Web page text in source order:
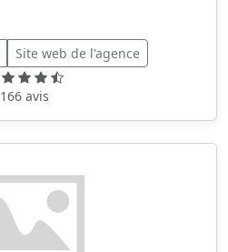
Site web de l'agence
166 avis